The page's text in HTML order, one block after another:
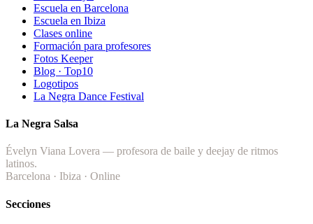
Escuela en Barcelona
Escuela en Ibiza
Clases online
Formación para profesores
Fotos Keeper
Blog · Top10
Logotipos
La Negra Dance Festival
La Negra Salsa
Évelyn Viana Lovera — profesora de baile y deejay de ritmos
latinos.
Barcelona · Ibiza · Online
Secciones